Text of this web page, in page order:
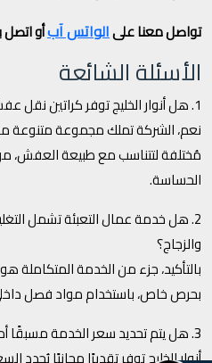
تواصل معنا علىالواتس آبأو اتصل
الأسئلة الشائعة
1. هل أنوار الخليج توفر كراتين نقل عفش كبيرة بمقاسات مختلفة؟
نعم، الشركة تملك مجموعة متنوعة من
مُختلفة لتتناسب مع طبيعة العفش، من
الحساسة.
2. هل خدمة عمال التعبئة تشمل
والزجاج؟
بالتأكيد، جزء من الخدمة
بحرص خاص، باستخدام مواد فصل
3. هل يتم تحديد سعر الخدمة مسبقًا أم يحدث تغيّير أثناء التنفيذ؟